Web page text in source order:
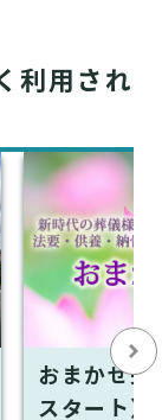
利用され
おまかせ完
スタート）